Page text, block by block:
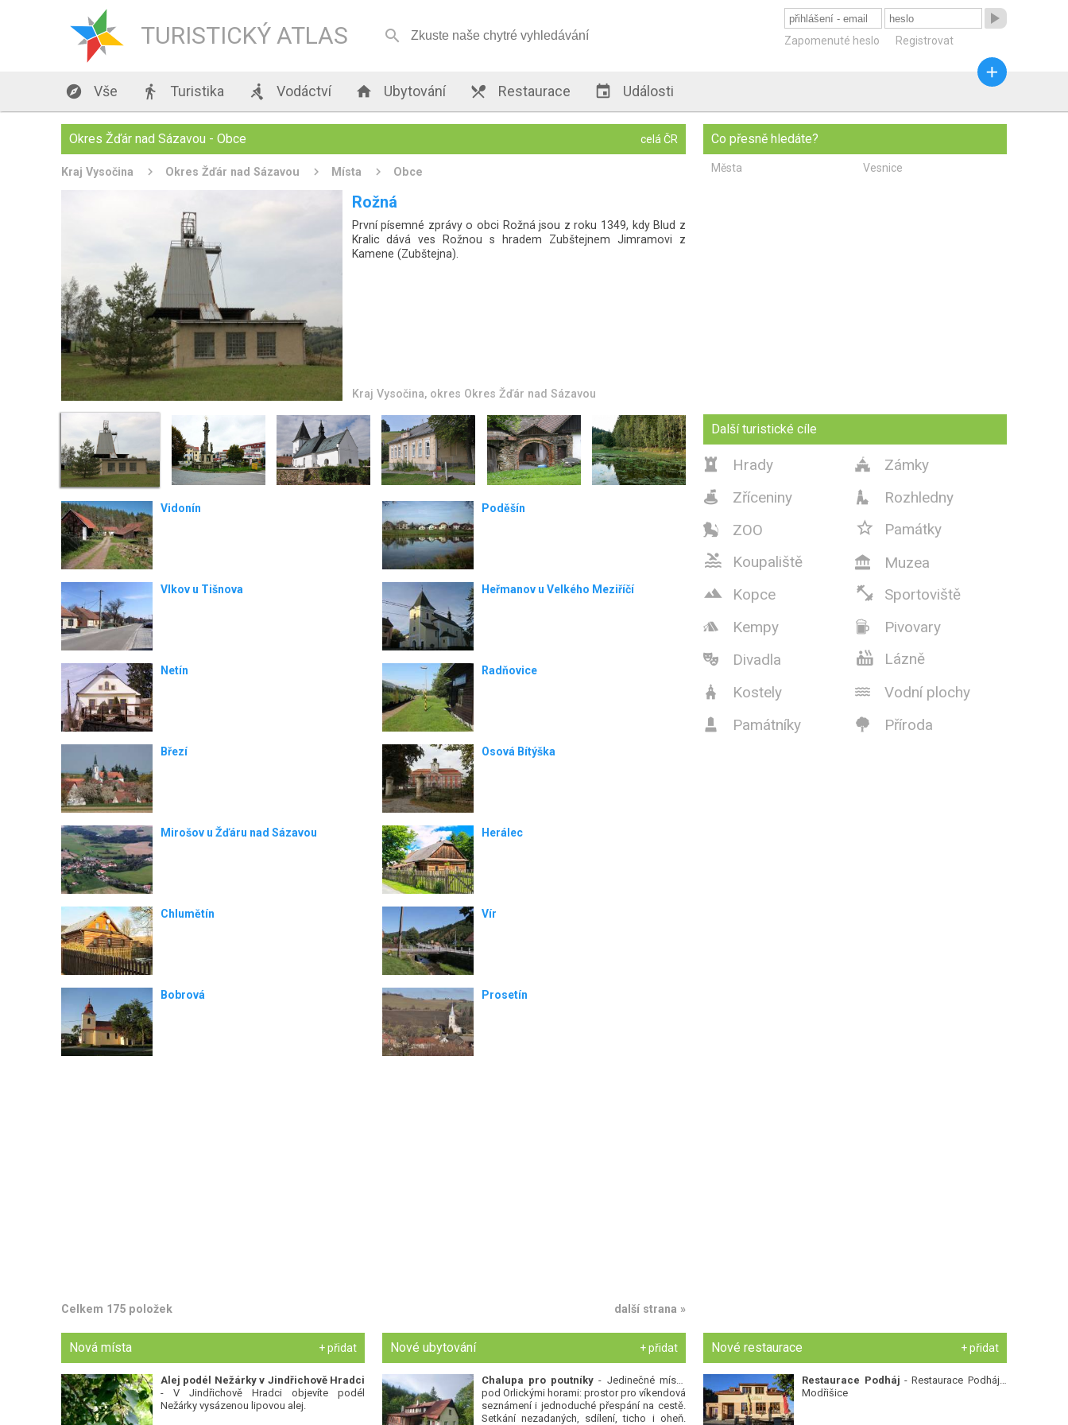
TURISTICKÝ ATLAS 

Zapomenuté heslo Registrovat
 Vše  Turistika  Vodáctví  Ubytování  Restaurace  Události

Okres Žďár nad Sázavou - Obce celá ČR
Kraj Vysočina Okres Žďár nad Sázavou Místa Obce
Žďár nad Sázavou
Žďár nad Sázavou je okresní město v kraji Vysočina na pomezí
Čech a Moravy, 31 km severovýchodně od Jihlavy. Město leží v
centrální části Českomoravské vrchoviny ve Žďárských vrších na
Kraj Vysočina, okres Okres Žďár nad Sázavou
Poděšín
Vidonín
Heřmanov u Velkého Meziříčí
Vlkov u Tišnova
Radňovice
Netín
Osová Bítýška
Březí
Herálec
Mirošov u Žďáru nad Sázavou
Vír
Chlumětín
Prosetín
Bobrová
Celkem 175 položek další strana »
Co přesně hledáte?
Města Vesnice
Další turistické cíle
 Hrady  Zámky
 Zříceniny  Rozhledny
 ZOO  Památky
 Koupaliště  Muzea
 Kopce  Sportoviště
 Kempy  Pivovary
 Divadla  Lázně
 Kostely  Vodní plochy
 Památníky  Příroda
Nová místa + přidat
Alej podél Nežárky v Jindřichově Hradci
- V Jindřichově Hradci objevíte podél
Nežárky vysázenou lipovou alej.
Nové ubytování + přidat
Chalupa pro poutníky - Jedinečné místo
pod Orlickými horami: prostor pro víkendová
seznámení i jednoduché přespání na cestě.
Setkání nezadaných, sdílení, ticho i oheň.
Nové restaurace + přidat
Restaurace Podháj - Restaurace Podháj -
Modřišice